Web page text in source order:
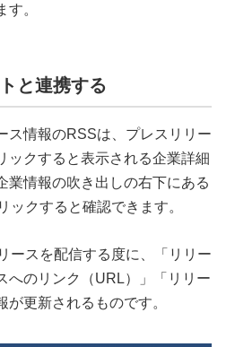
。
と連携する
ス情報のRSSは、プレスリリー
ックすると表示される企業詳細
業情報の吹き出しの右下にある
ックすると確認できます。
ースを配信する度に、「リリー
へのリンク（URL）」「リリー
が更新されるものです。